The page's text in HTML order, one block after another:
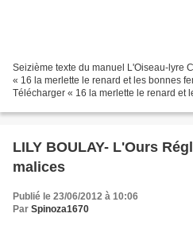
Seizième texte du manuel L'Oiseau-lyre
« 16 la merlette le renard et les bonnes
Télécharger « 16 la merlette le renard et
LILY BOULAY- L'Ours
malices
Publié le 23/06/2012 à 10:06
Par Spinoza1670